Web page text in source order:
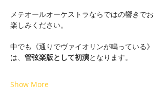
メテオールオーケストラならではの響きでお
楽しみください。
中でも《通りでヴァイオリンが鳴っている》
は、 管弦楽版として初演となります。
Show More